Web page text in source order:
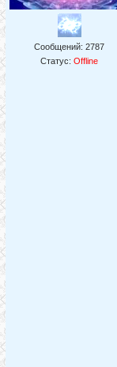
Сообщений: 2787
Статус: Offline